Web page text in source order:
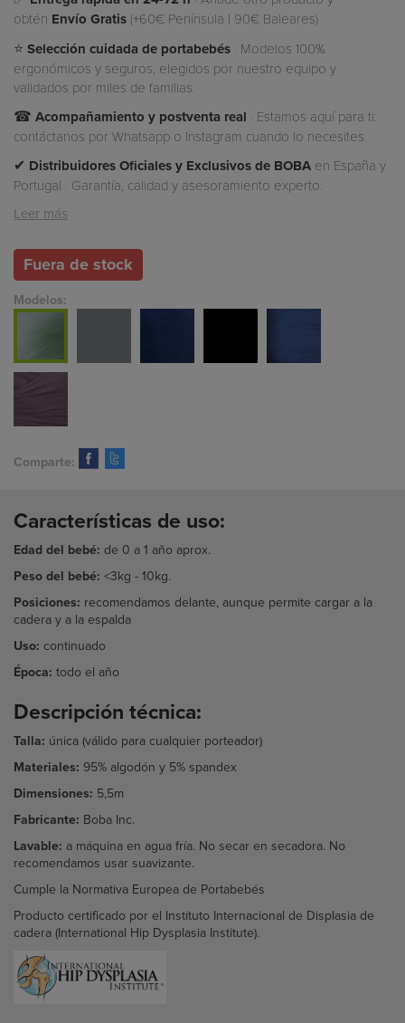
obtén Envío Gratis (+60€ Península | 90€ Baleares)
⭐ Selección cuidada de portabebés · Modelos 100%
ergonómicos y seguros, elegidos por nuestro equipo y
validados por miles de familias.
☎ Acompañamiento y postventa real · Estamos aquí para ti:
contáctanos por Whatsapp o Instagram cuando lo necesites.
✔ Distribuidores Oficiales y Exclusivos de BOBA en España y
Portugal · Garantía, calidad y asesoramiento experto.
Leer más
Fuera de stock
Modelos:
Comparte:
Características de uso:
Edad del bebé: de 0 a 1 año aprox.
Peso del bebé: <3kg - 10kg.
Posiciones: recomendamos delante, aunque permite cargar a la
cadera y a la espalda
Uso: continuado
Época: todo el año
Descripción técnica:
Talla: única (válido para cualquier porteador)
Materiales: 95% algodón y 5% spandex
Dimensiones: 5,5m
Fabricante: Boba Inc.
Lavable: a máquina en agua fría. No secar en secadora. No
recomendamos usar suavizante.
Cumple la Normativa Europea de Portabebés
Producto certificado por el Instituto Internacional de Displasia de
cadera (International Hip Dysplasia Institute).